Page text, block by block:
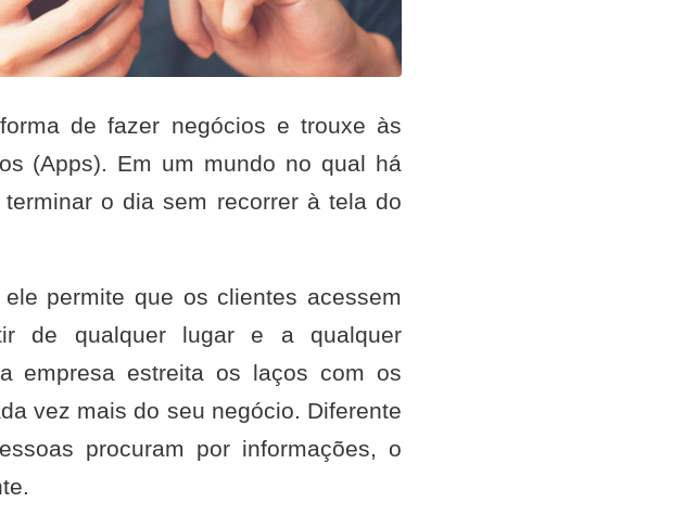
de fazer negócios e trouxe às
(Apps). Em um mundo no qual há
o dia sem recorrer à tela do
permite que os clientes acessem
de qualquer lugar e a qualquer
empresa estreita os laços com os
vez mais do seu negócio. Diferente
procuram por informações, o